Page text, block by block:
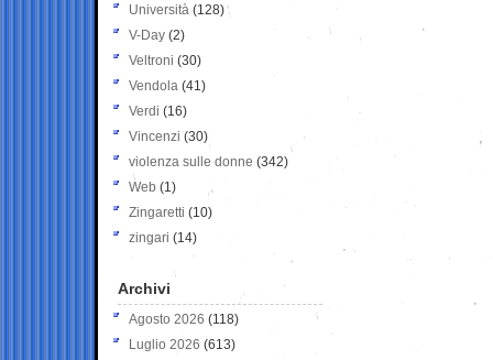
Università (128)
V-Day (2)
Veltroni (30)
Vendola (41)
Verdi (16)
Vincenzi (30)
violenza sulle donne (342)
Web (1)
Zingaretti (10)
zingari (14)
Archivi
Agosto 2026 (118)
Luglio 2026 (613)